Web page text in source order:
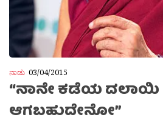
ನಾಡು 03/04/2015
“ನಾನೇ ಕಡೆಯ
ಆಗಬಹುದೇನೋ”